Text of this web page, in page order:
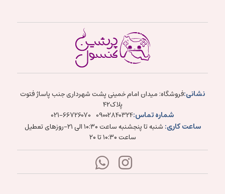
نشانی:فروشگاه: میدان امام خمینی پشت شهرداری جنب پاساژ فتوت
پلاک۴۲
شماره تماس:09002840324
021-66726070
ساعت کاری:
شنبه تا پنجشنبه ساعت ۱۰:۳۰ الی ۲۱-روزهای تعطیل
ساعت ۱۰:۳۰ تا ۲۰